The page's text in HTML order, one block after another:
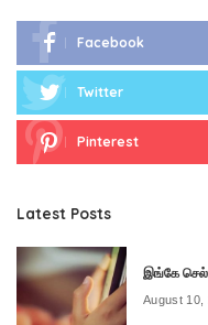
Facebook
Twitter
Pinterest
Latest Posts
இங்கே
August 10,